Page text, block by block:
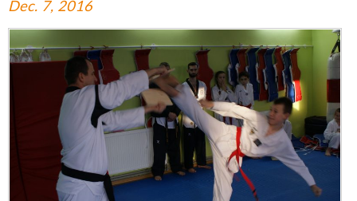
Dec. 7, 2016